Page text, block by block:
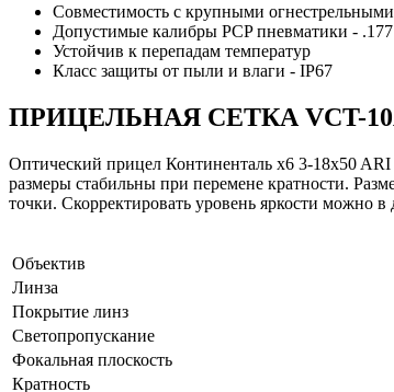
Совместимость с крупными
Допустимые калибры PCP пневматики -
Устойчив к перепадам температур
Класс защиты от пыли и влаги - IP67
ПРИЦЕЛЬНАЯ СЕТКА VCT-
Оптический прицел Континенталь x6 3-18x50
размеры стабильны при перемене кратности.
точки. Скорректировать уровень яркости можно
Объектив
Линза
Покрытие линз
Светопропускание
Фокальная плоскость
Кратность